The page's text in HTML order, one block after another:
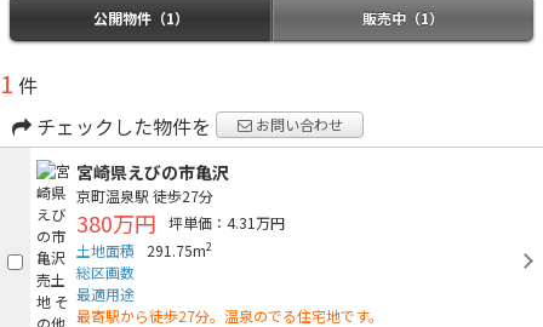
公開物件（1） 販売中（1）
1 件
チェックした物件を
お問い合わせ
宮崎県えびの市亀沢
京町温泉駅 徒歩27分
380万円
坪単価：4.31万円
土地面積
291.75m2
総区画数
最適用途
最寄駅から徒歩27分。温泉のでる住宅地です。